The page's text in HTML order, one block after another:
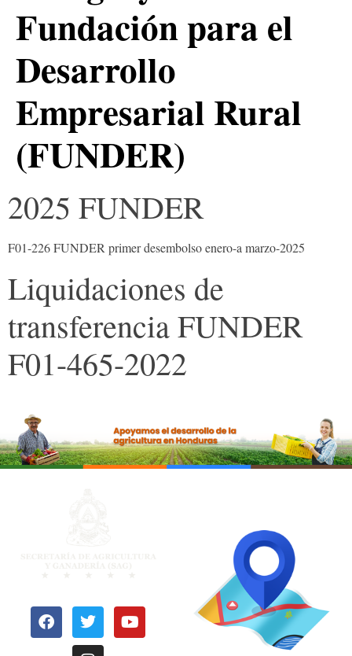
Fundación para el
Desarrollo
Empresarial Rural
(FUNDER)
2025 FUNDER
F01-226 FUNDER primer desembolso enero-a marzo-2025
Liquidaciones de
transferencia FUNDER
F01-465-2022